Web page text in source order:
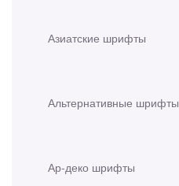
Азиатские шрифты
Альтернативные шрифты
Ар-деко шрифты